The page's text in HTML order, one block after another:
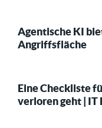
Agentische KI
Angriffsfläche
Eine Checkliste
verloren geht | IT